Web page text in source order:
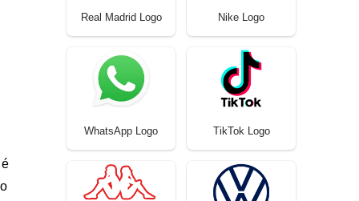
Real Madrid Logo Nike Logo
WhatsApp Logo TikTok Logo